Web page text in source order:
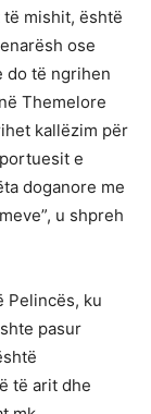
mishit, është
ose
do të ngrihen
Themelore
kallëzim për
e
doganore me
u shpreh
Pelincës, ku
pasur
të arit dhe